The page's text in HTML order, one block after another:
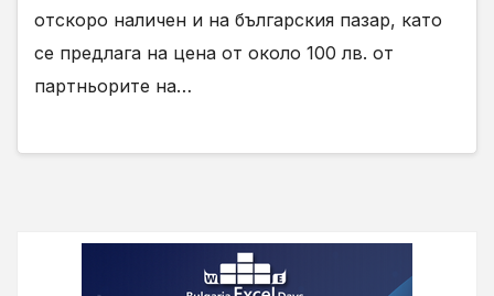
отскоро наличен и на българския пазар, като
се предлага на цена от около 100 лв. от
партньорите на…